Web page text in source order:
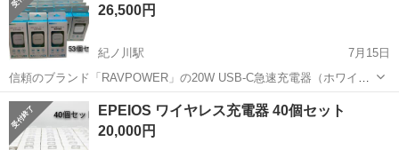
An...
26,500円
紀ノ川駅
7月15日
信頼のブランド「RAVPOWER」の20W USB-C急速充電器（ホワイ
ト）です。 手のひらに収まる超コンパクトサイズながら、最大20Wの
高出力に対応。 iPhone 12シリーズ以降や最新のiPhone 16シリーズ、
An...
和歌山 和歌山市 紀ノ川駅 その他
EPEIOS ワイヤレス充電器 40個セット
20,000円